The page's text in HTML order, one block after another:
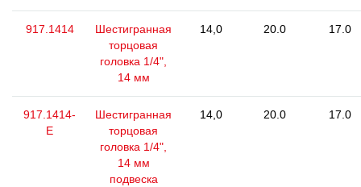
917.1414
Шестигранная
торцовая
головка 1/4",
14 мм
14,0 20.0 17.0
917.1414-
E
Шестигранная
торцовая
головка 1/4",
14 мм
подвеска
14,0 20.0 17.0